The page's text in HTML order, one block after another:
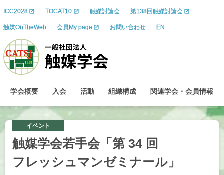
ICC2028 TOCAT10 触媒討論会 第138回触媒討論会
触媒OnTheWeb 会員My page お問い合わせ EN
学会概要 入会 活動 組織構成 関連学会 ・ 会員情報
イベント
触媒学会若手会「第34 回
フレッシュマンゼミナール」